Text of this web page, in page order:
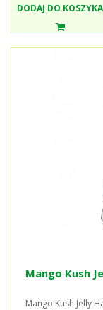
DODAJ DO KOSZYKA
Mango Kush
Mango Kush Jelly